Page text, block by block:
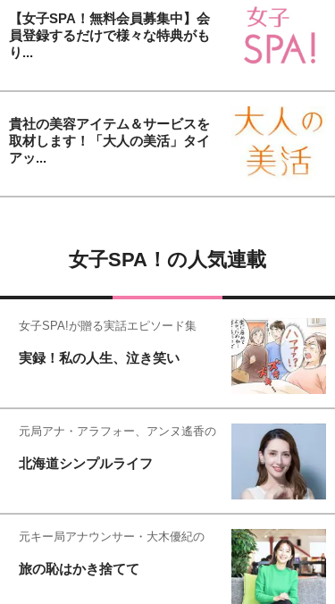
【女子SPA！無料会員募集中】会
員登録するだけで様々な特典がも
り...
貴社の美容アイテム＆サービスを
取材します！「大人の美活」タイ
アッ...
女子SPA！の人気連載
女子SPA!が贈る実話エピソード集
実録！私の人生、泣き笑い
元局アナ・アラフォー、アンヌ遙香の
北海道シンプルライフ
元キー局アナウンサー・大木優紀の
旅の恥はかき捨てて